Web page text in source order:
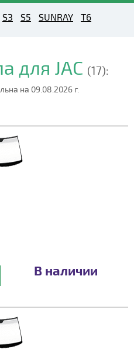
S3 S5 SUNRAY T6
для JAC (17):
на 09.08.2026 г.
В наличии